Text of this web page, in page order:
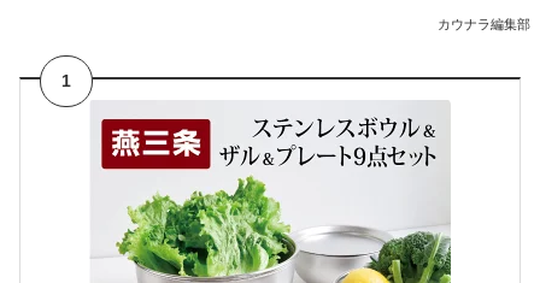
カウナラ編集部
1